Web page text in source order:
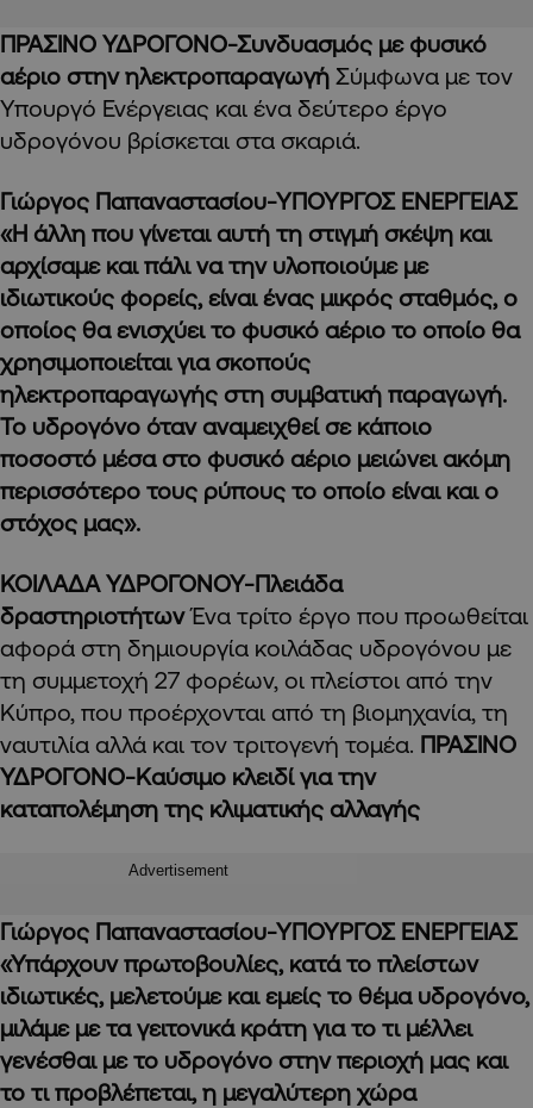
ΠΡΑΣΙΝΟ ΥΔΡΟΓΟΝΟ-Συνδυασμός με φυσικό
αέριο στην ηλεκτροπαραγωγή Σύμφωνα με τον
Υπουργό Ενέργειας και ένα δεύτερο έργο
υδρογόνου βρίσκεται στα σκαριά.
Γιώργος Παπαναστασίου-ΥΠΟΥΡΓΟΣ ΕΝΕΡΓΕΙΑΣ
«Η άλλη που γίνεται αυτή τη στιγμή σκέψη και
αρχίσαμε και πάλι να την υλοποιούμε με
ιδιωτικούς φορείς, είναι ένας μικρός σταθμός, ο
οποίος θα ενισχύει το φυσικό αέριο το οποίο θα
χρησιμοποιείται για σκοπούς
ηλεκτροπαραγωγής στη συμβατική παραγωγή.
Το υδρογόνο όταν αναμειχθεί σε κάποιο
ποσοστό μέσα στο φυσικό αέριο μειώνει ακόμη
περισσότερο τους ρύπους το οποίο είναι και ο
στόχος μας».
ΚΟΙΛΑΔΑ ΥΔΡΟΓΟΝΟΥ-Πλειάδα
δραστηριοτήτωνΈνα τρίτο έργο που προωθείται
αφορά στη δημιουργία κοιλάδας υδρογόνου με
τη συμμετοχή 27 φορέων, οι πλείστοι από την
Κύπρο, που προέρχονται από τη βιομηχανία, τη
ναυτιλία αλλά και τον τριτογενή τομέα. ΠΡΑΣΙΝΟ
ΥΔΡΟΓΟΝΟ-Καύσιμο κλειδί για την
καταπολέμηση της κλιματικής αλλαγής
Advertisement
Γιώργος Παπαναστασίου-ΥΠΟΥΡΓΟΣ ΕΝΕΡΓΕΙΑΣ
«Υπάρχουν πρωτοβουλίες, κατά το πλείστων
ιδιωτικές, μελετούμε και εμείς το θέμα υδρογόνο,
μιλάμε με τα γειτονικά κράτη για το τι μέλλει
γενέσθαι με το υδρογόνο στην περιοχή μας και
το τι προβλέπεται, η μεγαλύτερη χώρα